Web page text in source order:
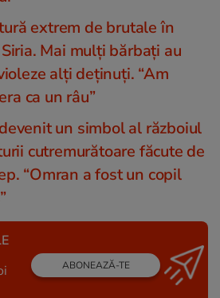
extrem de brutale în
Mai mulți bărbați au
alți deținuți. “Am
ca un râu”
un simbol al războiul
cutremurătoare făcute de
“Omran a fost un copil
ABONEAZĂ-TE